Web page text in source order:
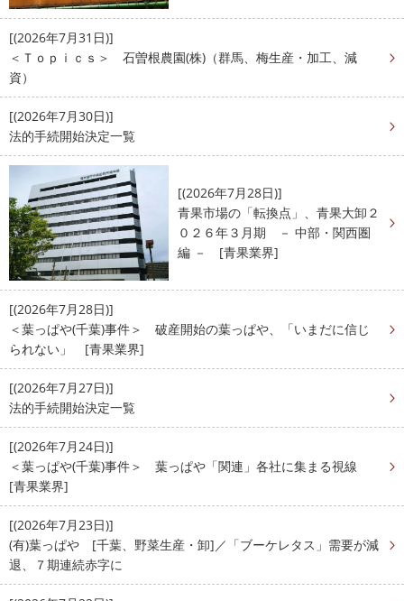
[(2026年7月31日)]
＜Ｔｏｐｉｃｓ＞ 石曽根農園(株)（群馬、梅生産・加工、減
資）
[(2026年7月30日)]
法的手続開始決定一覧
[(2026年7月28日)]
青果市場の「転換点」、青果大卸２
０２６年３月期 － 中部・関西圏
編 － [青果業界]
[(2026年7月28日)]
＜葉っぱや(千葉)事件＞ 破産開始の葉っぱや、「いまだに信じ
られない」 [青果業界]
[(2026年7月27日)]
法的手続開始決定一覧
[(2026年7月24日)]
＜葉っぱや(千葉)事件＞ 葉っぱや「関連」各社に集まる視線
[青果業界]
[(2026年7月23日)]
(有)葉っぱや [千葉、野菜生産・卸]／「ブーケレタス」需要が減
退、７期連続赤字に